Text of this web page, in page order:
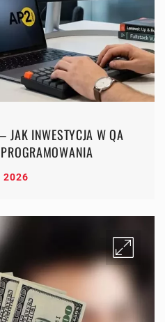
JAK INWESTYCJA W QA
2026